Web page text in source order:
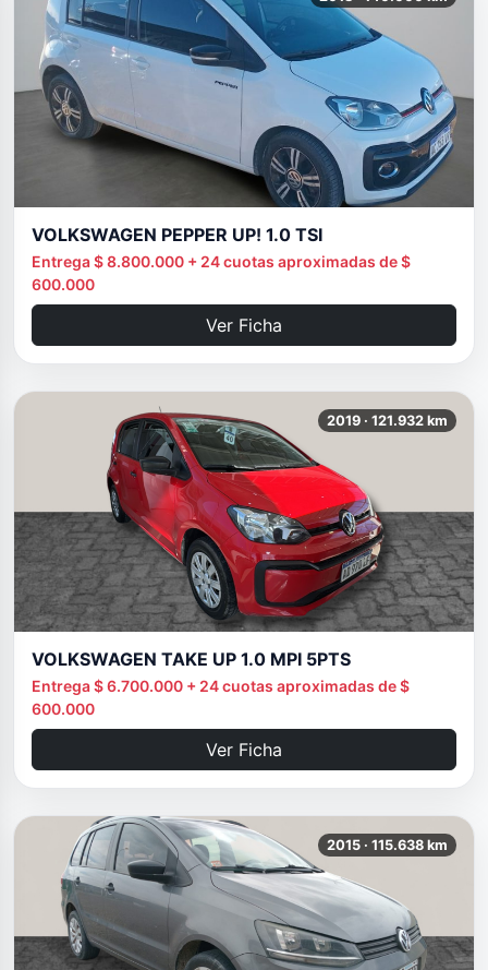
VOLKSWAGEN PEPPER UP! 1.0 TSI
Entrega $ 8.800.000 + 24 cuotas aproximadas de $
600.000
Ver Ficha
2019 · 121.932 km
VOLKSWAGEN TAKE UP 1.0 MPI 5PTS
Entrega $ 6.700.000 + 24 cuotas aproximadas de $
600.000
Ver Ficha
2015 · 115.638 km